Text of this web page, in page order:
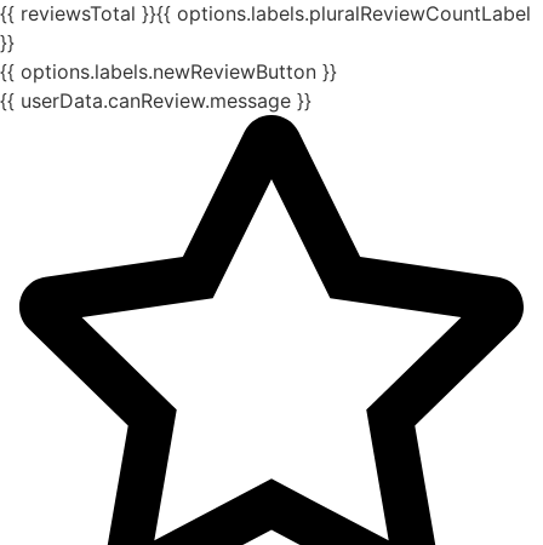
{{ reviewsTotal }}{{ options.labels.pluralReviewCountLabel
}}
{{ options.labels.newReviewButton }}
{{ userData.canReview.message }}